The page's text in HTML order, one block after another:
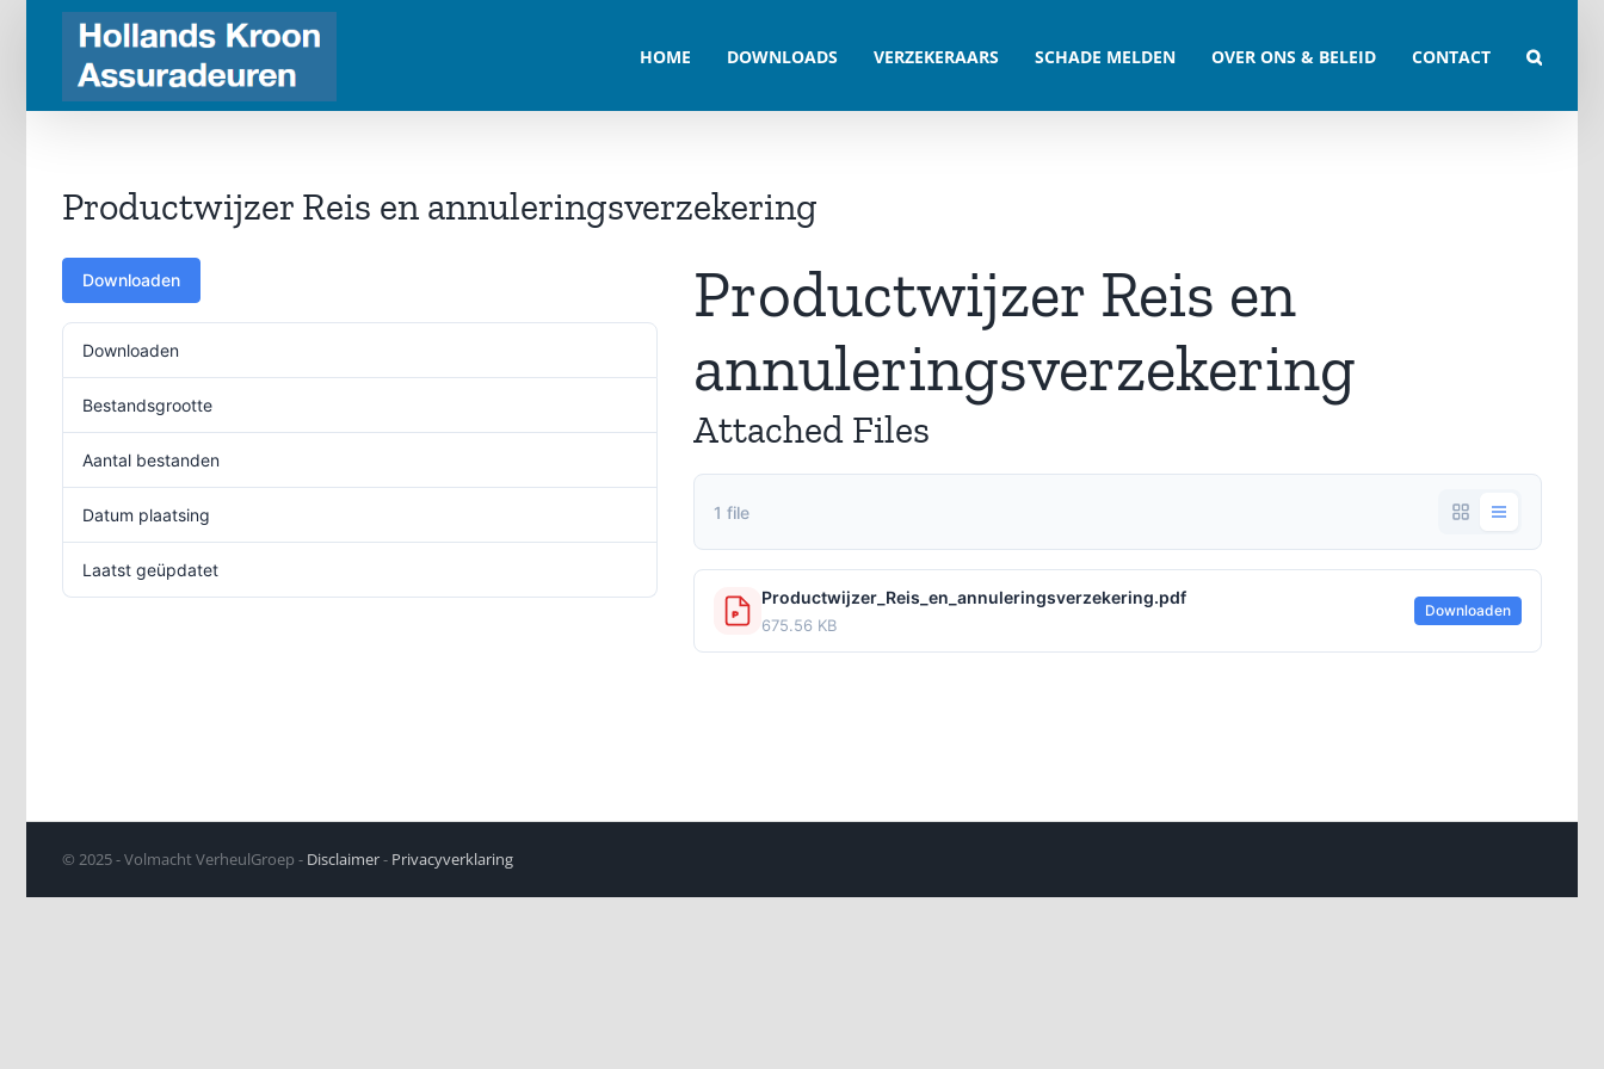
HOME DOWNLOADS VERZEKERAARS SCHADE MELDEN OVER ONS & BELEID CONTACT
Productwijzer Reis en annuleringsverzekering
Downloaden
Downloaden
Bestandsgrootte
Aantal bestanden
Datum plaatsing
Laatst geüpdatet
Productwijzer Reis en
annuleringsverzekering
Attached Files
1 file
Productwijzer_Reis_en_annuleringsverzekering.pdf
675.56 KB
Downloaden
© 2025 - Volmacht VerheulGroep - Disclaimer- Privacyverklaring